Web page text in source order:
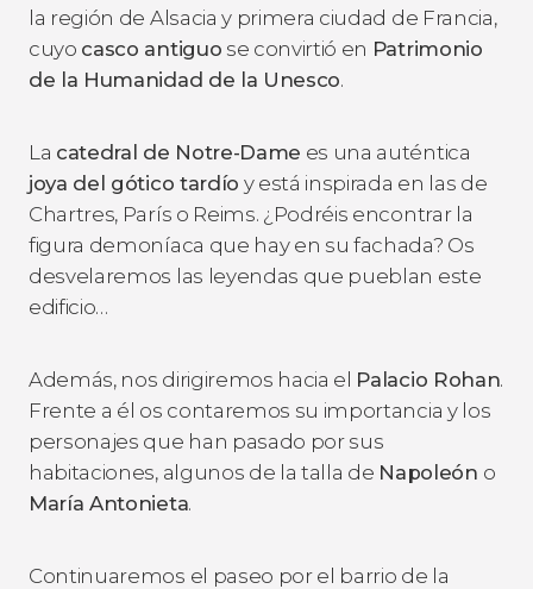
la región de Alsacia y primera ciudad de Francia,
cuyo casco antiguo se convirtió en Patrimonio
de la Humanidad de la Unesco.
La catedral de Notre-Dame es una auténtica
joya del gótico tardío y está inspirada en las de
Chartres, París o Reims. ¿Podréis encontrar la
figura demoníaca que hay en su fachada? Os
desvelaremos las leyendas que pueblan este
edificio…
Además, nos dirigiremos hacia el Palacio Rohan.
Frente a él os contaremos su importancia y los
personajes que han pasado por sus
habitaciones, algunos de la talla de Napoleón o
María Antonieta.
Continuaremos el paseo por el barrio de la